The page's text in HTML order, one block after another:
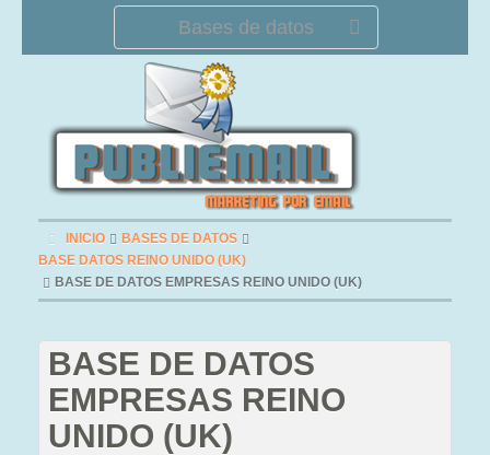
Bases de datos
INICIO
BASES DE DATOS
BASE DATOS REINO UNIDO (UK)
BASE DE DATOS EMPRESAS REINO UNIDO (UK)
BASE DE DATOS
EMPRESAS REINO
UNIDO (UK)